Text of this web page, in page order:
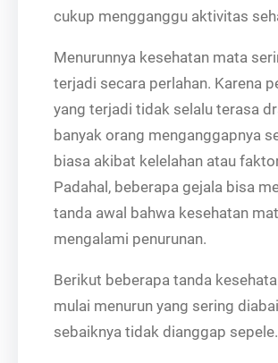
cukup mengganggu aktivitas
Menurunnya kesehatan mata
terjadi secara perlahan. Karena
yang terjadi tidak selalu terasa
banyak orang menganggapnya
biasa akibat kelelahan atau
Padahal, beberapa gejala bisa
tanda awal bahwa kesehatan
mengalami penurunan.
Berikut beberapa tanda
mulai menurun yang sering
sebaiknya tidak dianggap sepele.